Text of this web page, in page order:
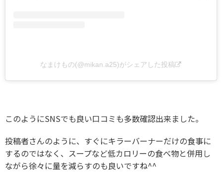
なまけもの(@mikan.a25)がシェアした投稿
このようにSNSでも良い口コミも多数確認出来ました。
投稿者さんのように、すぐにキラーバーナーだけの食事に
するのではなく、スープなど低カロリーの食べ物と併用し
ながら徐々に量を減らすのも良いですね^^